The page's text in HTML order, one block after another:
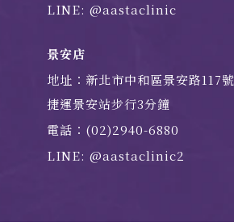
LINE: @aastaclinic
景安店
地址：新北市中和區景安路117號
捷運景安站步行3分鐘
電話：(02)2940-6880
LINE: @aastaclinic2